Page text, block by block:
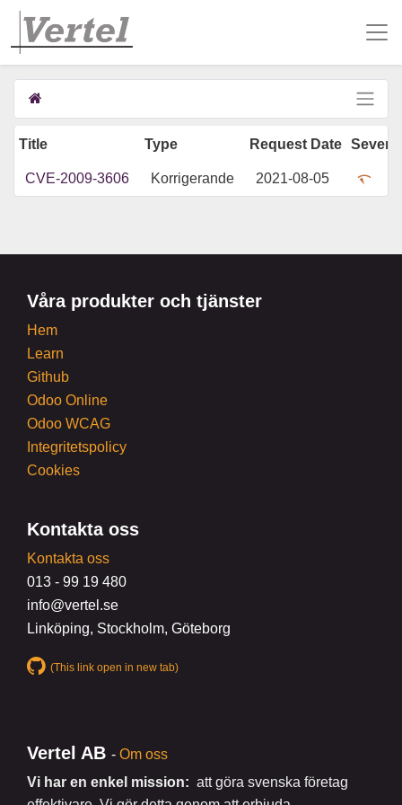
Title Type Request Date
CVE-2009-3606 Korrigerande 2021-08-05
Våra produkter och tjänster
Hem
Learn
Github
Odoo Online
Odoo WCAG
Integritetspolicy
Cookies
Kontakta oss
Kontakta oss
013 - 99 19 480
info@vertel.se
Linköping, Stockholm, Göteborg
(This link open in new tab)
Vertel AB - Om oss
Vi har en enkel mission: att göra svenska företag